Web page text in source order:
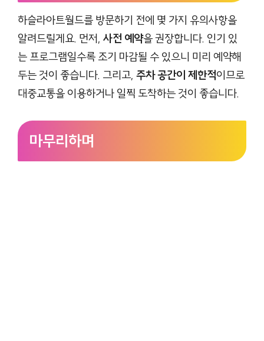
하슬라아트월드를 방문하기 전에 몇 가지 유의사항을
알려드릴게요. 먼저, 사전 예약을 권장합니다. 인기 있
는 프로그램일수록 조기 마감될 수 있으니 미리 예약해
두는 것이 좋습니다. 그리고, 주차 공간이 제한적이므로
대중교통을 이용하거나 일찍 도착하는 것이 좋습니다.
마무리하며